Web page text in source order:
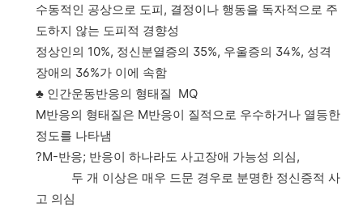
수동적인 공상으로 도피, 결정이나 행동을 독자적으로 주
도하지 않는 도피적 경향성
정상인의 10%, 정신분열증의 35%, 우울증의 34%, 성격
장애의 36%가 이에 속함
♣ 인간운동반응의 형태질 MQ
M반응의 형태질은 M반응이 질적으로 우수하거나 열등한
정도를 나타냄
?M-반응; 반응이 하나라도 사고장애 가능성 의심,
두 개 이상은 매우 드문 경우로 분명한 정신증적 사
고 의심